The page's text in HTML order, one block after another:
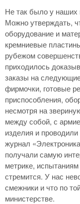
Не так было у наших
Можно утверждать,
оборудование и
кремниевые
рубежом
приходилось
заказы на
фирмочки, готовые
приспособления,
несмотря на
между собой, с
изделия и
журнал
получали самую
метрике,
стремится. У нас
смежники и что по
министерстве.